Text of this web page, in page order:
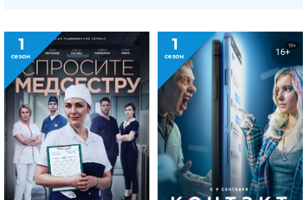
1
сезон
1
сезон 16+